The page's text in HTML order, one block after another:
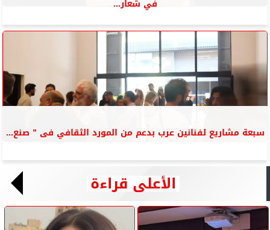
في شعار...
سبعة مشاريع لفنانين عرب بدعم من المورد الثقافي فى ” صنع...
الأعلى قراءة